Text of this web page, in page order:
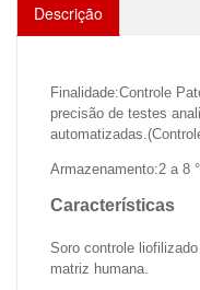
Descrição
Finalidade:Controle
precisão de testes
Armazenamento:2 a 8
Características
Soro controle
matriz humana.